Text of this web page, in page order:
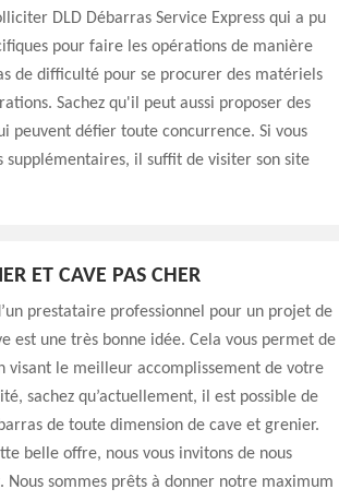
DLD Débarras Service Express qui a pu
pour faire les opérations de manière
de difficulté pour se procurer des matériels
Sachez qu'il peut aussi proposer des
peuvent défier toute concurrence. Si vous
supplémentaires, il suffit de visiter son site
ET CAVE PAS CHER
prestataire professionnel pour un projet de
est une très bonne idée. Cela vous permet de
visant le meilleur accomplissement de votre
sachez qu’actuellement, il est possible de
de toute dimension de cave et grenier.
belle offre, nous vous invitons de nous
sommes prêts à donner notre maximum